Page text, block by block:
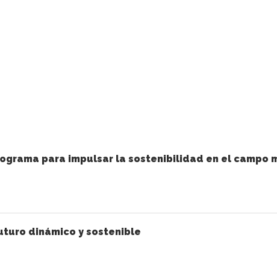
para impulsar la sostenibilidad en el campo
dinámico y sostenible